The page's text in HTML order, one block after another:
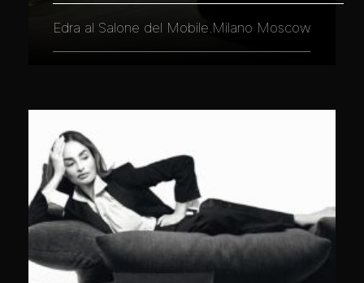
Edra al Salone del Mobile.Milano Moscow